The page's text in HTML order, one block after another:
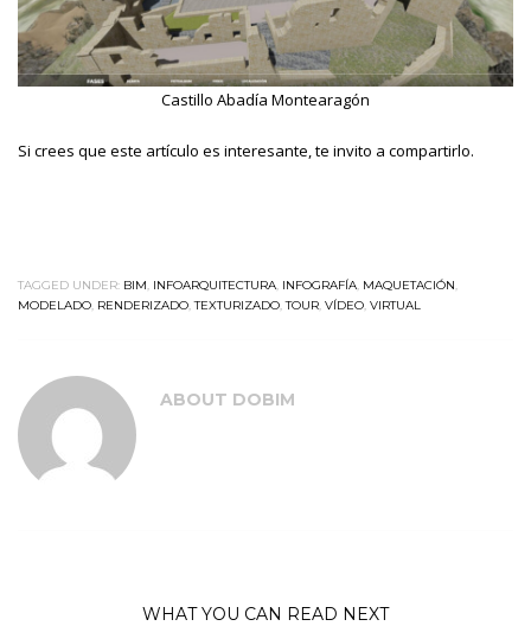
Castillo Abadía Montearagón
Si crees que este artículo es interesante, te invito a compartirlo.
TAGGED UNDER: BIM, INFOARQUITECTURA, INFOGRAFÍA, MAQUETACIÓN,
MODELADO, RENDERIZADO,TEXTURIZADO,TOUR, VÍDEO, VIRTUAL
ABOUT DOBIM
WHAT YOU CAN READ NEXT